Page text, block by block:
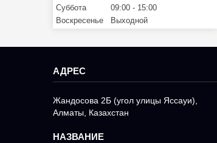
Суббота
09:00
15:00
Воскресенье
Выходной
Жандосова 2Б (угол улицы Яссауи),
Алматы, Казахстан